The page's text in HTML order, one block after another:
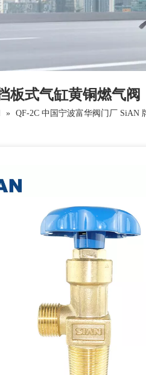
板式气缸黄铜燃气
» QF-2C 中国宁波富华阀门厂 SiAN